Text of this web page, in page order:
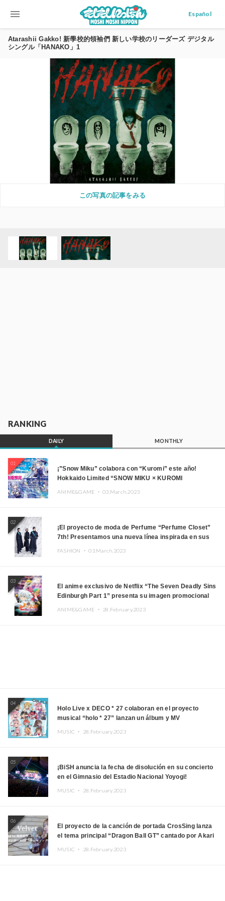
menu Español
Atarashii Gakko! 新學校的領袖們 新しい学校のリーダーズ デジタル
シングル「HANAKO」1
この写真の記事をみる
RANKING
DAILY MONTHLY
01
¡”Snow Miku” colabora con “Kuromi” este año!
Hokkaido Limited “SNOW MIKU × KUROMI
ANIME&GAME ・03.March.2023
02
¡El proyecto de moda de Perfume “Perfume Closet”
7th! Presentamos una nueva línea inspirada en sus
FASHION ・03.March.2023
03
El anime exclusivo de Netflix “The Seven Deadly Sins
Edinburgh Part 1” presenta su imagen promocional
ANIME&GAME ・ 28.February.2023
04
Holo Live x DECO * 27 colaboran en el proyecto
musical “holo * 27” lanzan un álbum y MV
MUSIC ・ 28.February.2023
05
¡BiSH anuncia la fecha de disolución en su concierto
en el Gimnasio del Estadio Nacional Yoyogi!
MUSIC ・ 28.February.2023
06
El proyecto de la canción de portada CrosSing lanza
el tema principal “Dragon Ball GT” cantado por Akari
MUSIC ・ 28.February.2023